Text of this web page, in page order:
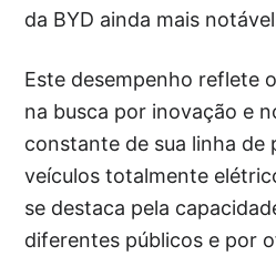
da BYD ainda mais
Este desempenho reflete
na busca por inovação e
constante de sua linha de
veículos totalmente
se destaca pela
diferentes públicos e por